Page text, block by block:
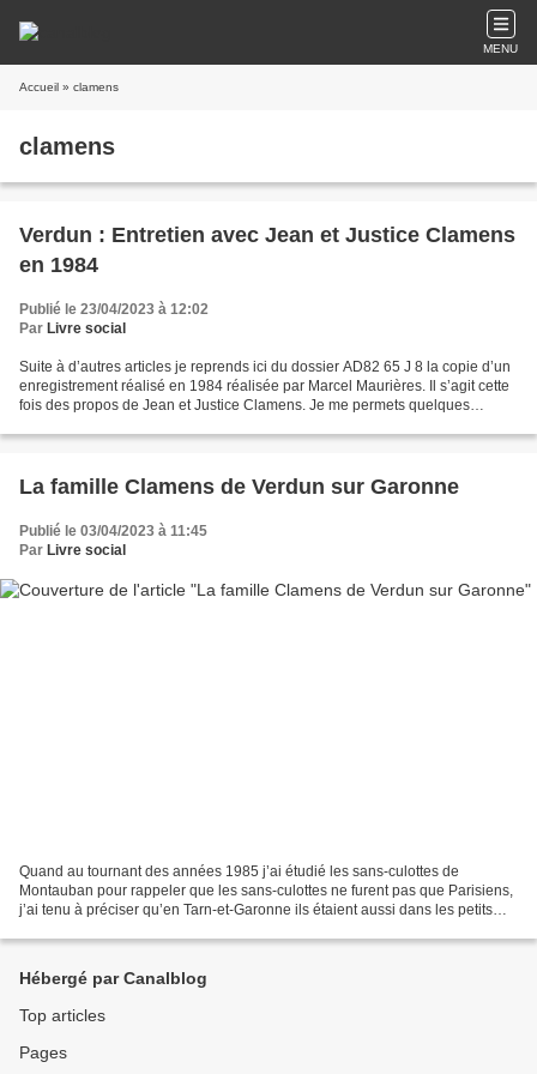
MENU
Accueil » clamens
clamens
Verdun : Entretien avec Jean et Justice Clamens
en 1984
Publié le 23/04/2023 à 12:02
Par Livre social
Suite à d’autres articles je reprends ici du dossier AD82 65 J 8 la copie d’un
enregistrement réalisé en 1984 réalisée par Marcel Maurières. Il s’agit cette
fois des propos de Jean et Justice Clamens. Je me permets quelques
La famille Clamens de Verdun sur Garonne
Publié le 03/04/2023 à 11:45
Par Livre social
Quand au tournant des années 1985 j’ai étudié les sans-culottes de
Montauban pour rappeler que les sans-culottes ne furent pas que Parisiens,
j’ai tenu à préciser qu’en Tarn-et-Garonne ils étaient aussi dans les petits
Hébergé par Canalblog
Top articles
Pages